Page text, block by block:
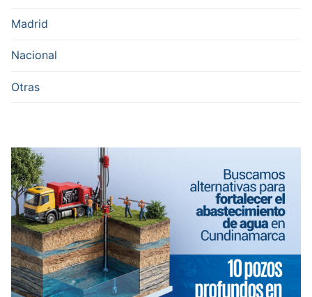
Madrid
Nacional
Otras